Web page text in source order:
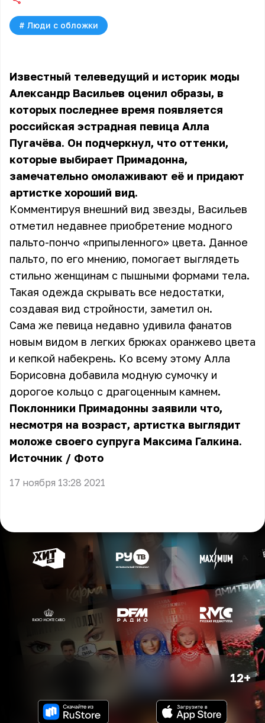
# Люди с обложки
Известный телеведущий и историк моды
Александр Васильев оценил образы, в
которых последнее время появляется
российская эстрадная певица Алла
Пугачёва. Он подчеркнул, что оттенки,
которые выбирает Примадонна,
замечательно омолаживают её и придают
артистке хороший вид.
Комментируя внешний вид звезды, Васильев
отметил недавнее приобретение модного
пальто-пончо «припыленного» цвета. Данное
пальто, по его мнению, помогает выглядеть
стильно женщинам с пышными формами тела.
Такая одежда скрывать все недостатки,
создавая вид стройности, заметил он.
Сама же певица недавно удивила фанатов
новым видом в легких брюках оранжево цвета
и кепкой набекрень. Ко всему этому Алла
Борисовна добавила модную сумочку и
дорогое кольцо с драгоценным камнем.
Поклонники Примадонны заявили что,
несмотря на возраст, артистка выглядит
моложе своего супруга Максима Галкина.
Источник / Фото
17 ноября 13:28 2021
12+